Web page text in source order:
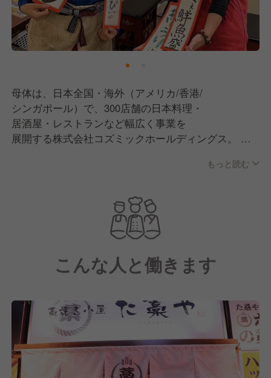
母体は、日本全国・海外（アメリカ/香港/
シンガポール）で、300店舗の日本料理・
居酒屋・レストランなど幅広く事業を
展開する株式会社コズミックホールディングス。
現在は飲食事業のブランド数は100ブランドを超え
●国内直営レストラン事業(居酒屋･カフェなど)
●海外直営レストラン事業
●国内デリバリー・テイクアウト事業
●国内FC事業 / 海外FC事業
など幅広く事業を展開。
『既存ブランドのFC展開』
この二つを軸に、着実に事業を拡大。
もっと読む
こんな人と働きます